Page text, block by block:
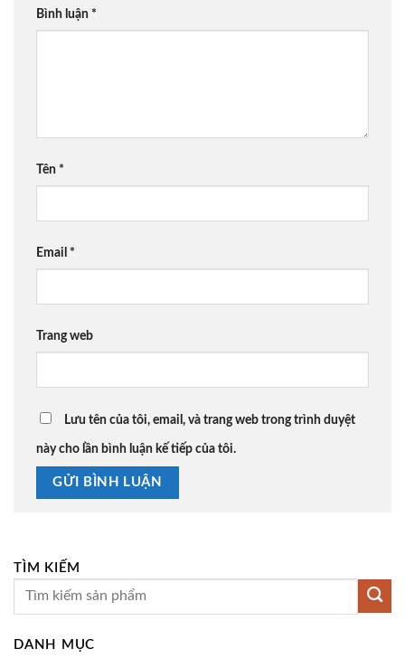
Bình luận *
Tên *
Email *
Trang web
Lưu tên của tôi, email, và trang web trong trình duyệt
này cho lần bình luận kế tiếp của tôi.
TÌM KIẾM
DANH MỤC